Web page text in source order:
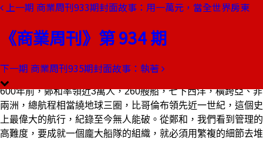
上一期 商業周刊933期封面故事：用一萬元，當全世界房東
《商業周刊》第 934 期
下一期 商業周刊935期封面故事：執著
本期目錄
細節裡的競爭力
600年前，鄭和率領近3萬人，260艘船，七下西洋，橫跨亞、非
兩洲，總航程相當繞地球三圈，比哥倫布領先近一世紀，這個史
上最偉大的航行，紀錄至今無人能破。從鄭和，我們看到管理的
高難度，要成就一個龐大船隊的組織，就必須用繁複的細節去堆